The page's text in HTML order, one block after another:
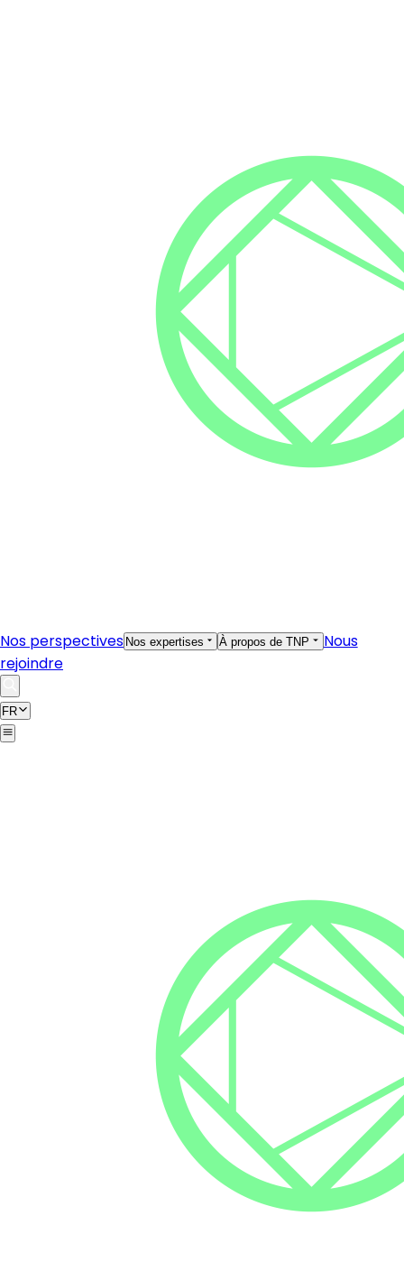
Nos perspectives Nos expertises À propos de TNP
Nous
rejoindre
FR